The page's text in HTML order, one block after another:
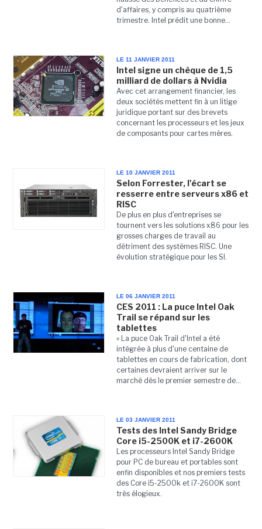
d'affaires, y compris au quatrième
trimestre. Intel prédit une bonne...
LE 11 JANVIER 2011
Intel signe un chèque de 1,5
milliard de dollars à Nvidia
Avec cet arrangement financier, les
deux sociétés mettent fin à un litige
juridique portant sur des brevets
concernant les processeurs et les jeux
de composants pour cartes mères.
LE 10 JANVIER 2011
Selon Forrester, l'écart se
resserre entre serveurs x86 et
RISC
De plus en plus d'entreprises se
tournent vers les solutions x86 pour les
grosses charges de travail au
détriment des systèmes RISC. Une
évolution stratégique pour les SI.
LE 06 JANVIER 2011
CES 2011 : La puce Intel Oak
Trail se répand sur les
tablettes
« La puce Oak Trail d'Intel a été
intégrée à plus d'une centaine de
tablettes en cours de fabrication, dont
certaines devraient arriver sur le
marché dès le premier semestre de...
LE 03 JANVIER 2011
Tests des Intel Sandy Bridge
Core i5-2500K et i7-2600K
Les processeurs Intel Sandy Bridge
pour PC de bureau et portables sont
enfin disponibles et nos premiers tests
des Core i5-2500k et i7-2600K sont
très élogieux.